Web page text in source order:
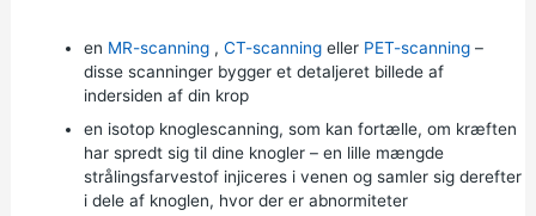
en MR-scanning, CT-scanningeller PET-scanning–
disse scanninger bygger et detaljeret billede af
indersiden af din krop
en isotop knoglescanning, som kan fortælle, om kræften
har spredt sig til dine knogler – en lille mængde
strålingsfarvestof injiceres i venen og samler sig derefter
i dele af knoglen, hvor der er abnormiteter